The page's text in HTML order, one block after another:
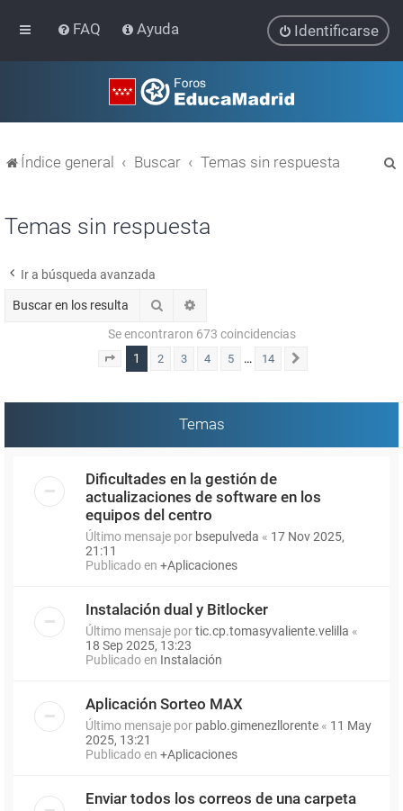
FAQ Ayuda Identificarse
Índice general Buscar Temas sin respuesta
Temas sin respuesta
Ir a búsqueda avanzada
Buscar
Se encontraron 673 coincidencias
Página 1de 14
1 2 3 4 5 … 14
Temas
Dificultades en la gestión de
actualizaciones de software en los
equipos del centro
Último mensaje por bsepulveda « 17 Nov 2025,
21:11
Publicado en +Aplicaciones
Instalación dual y Bitlocker
Último mensaje portic.cp.tomasyvaliente.velilla «
18 Sep 2025, 13:23
Publicado en Instalación
Aplicación Sorteo MAX
Último mensaje por pablo.gimenezllorente « 11 May
2025, 13:21
Publicado en +Aplicaciones
Enviar todos los correos de una carpeta